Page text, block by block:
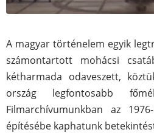
A magyar történelem egyik
számontartott mohácsi
kétharmada odaveszett,
ország legfontosabb
Filmarchívumunkban az
építésébe kaphatunk